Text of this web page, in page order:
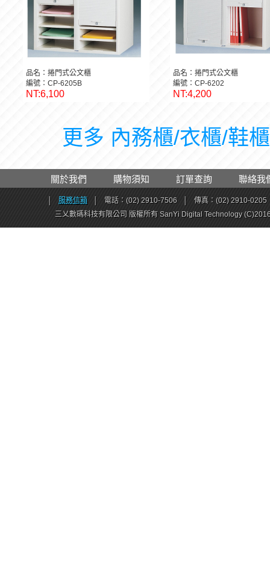
品名：捲門式公文櫃
編號：CP-6205B
NT:6,100
品名：捲門式公文櫃
編號：CP-6202
NT:4,200
更多 內務櫃/衣櫃/鞋
關於我們 購物須知 訂單查詢 聯絡我
服務信箱 電話：(02) 2910-7506
傳真：(02) 2910-0205
三乂數碼科技有限公司 版權所有 SanYi Digital Technology